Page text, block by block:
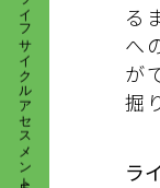
る
へ
が
掘
ラ